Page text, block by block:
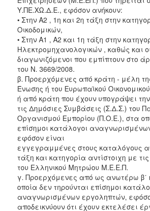
Υ.ΠΕ.ΧΩ.Δ.Ε., εφόσον ανήκουν:
• Στην Α2 , 1η και 2η τάξη στην
Οικοδομικών,
• Στην A1 , A2 και 1η τάξη στην
Ηλεκτρομηχανολογικών , καθώς και
διαγωνιζόμενοι που εμπίπτουν στο
του Ν. 3669/2008.
β. Προερχόμενες από κράτη - μέλη
Ένωσης ή του Ευρωπαϊκού
ή από κράτη που έχουν υπογράψει
τις Δημόσιες Συμβάσεις (Σ.Δ.Σ.) του
Οργανισμού Εμπορίου (Π.Ο.Ε.), στα
επίσημοι κατάλογοι
εφόσον είναι
εγγεγραμμένες στους καταλόγους
τάξη και κατηγορία αντίστοιχη με
του Ελληνικού Μητρώου Μ.Ε.Ε.Π.
γ. Προερχόμενες από ως ανωτέρω β΄
οποία δεν τηρούνται επίσημοι
αναγνωρισμένων εργοληπτών,
αποδεικνύουν ότι έχουν εκτελέσει